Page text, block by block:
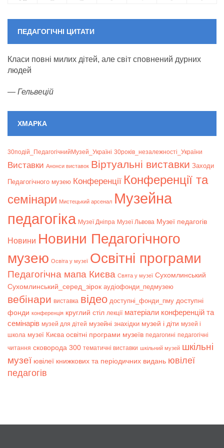
ПЕДАГОГІЧНІ ЦИТАТИ
Класи повні милих дітей, але світ сповнений дурних
людей
— Гельвецій
ХМАРКА
30подій_ПедагогічнийМузей_Україні 30років_незалежності_України
Bиставки Анонси виставок Віртуальні виставки Заходи
Педагогічного музею Конференції Конференції та
семінари Мистецький арсенал Музейна
педагогіка Музеї Дніпра Музеї Львова Музеї педагогів
Новини Новини Педагогічного
музею Освіта у музеї Освітні програми
Педагогічна мапа Києва Свята у музеї Сухомлинський
Сухомлинський_серед_зірок аудіофонди_педмузею
вебінари виставка відео доступні_фонди_пму доступні
фонди конференція круглий стіл лекції матеріали конференцій та
семінарів музей для дітей музейні знахідки музей і діти музей і
школа музеї Києва освітні програми музеїв педагогині педагогічні
читання сковорода 300 тематичні виставки шкільний музей шкільні
музеї ювілеї книжкових та періодичних видань ювілеї
педагогів